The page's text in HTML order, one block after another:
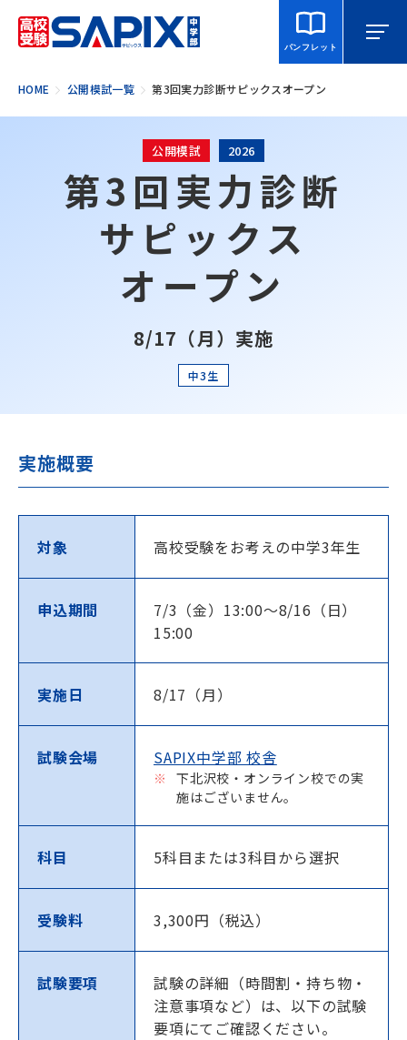
パンフレット
マイページ 相談・見学 校舎を探す
SAPIX中学部とは
入室をご検討の方へ
HOME 公開模試一覧 第3回実力診断サピックスオープン
公開模試 2026
第3回実力診断
サピックス
オープン
8/17（月）実施
中3生
実施概要
対象 高校受験をお考えの中学3年生
申込期間
7/3（金）13:00～8/16（日）
15:00
実施日 8/17（月）
試験会場 SAPIX中学部 校舎
下北沢校・オンライン校での実
施はございません。
科目 5科目または3科目から選択
受験料 3,300円（税込）
試験要項
試験の詳細（時間割・持ち物・
注意事項など）は、以下の試験
要項にてご確認ください。